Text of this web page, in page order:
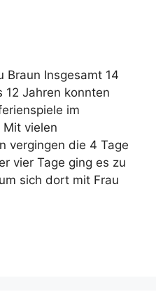
Braun Insgesamt 14
Jahren konnten
im
Mit vielen
vergingen die 4 Tage
vier Tage ging es zu
sich dort mit Frau